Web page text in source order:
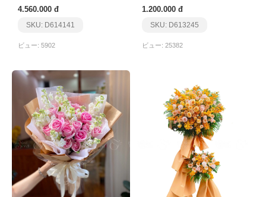
4.560.000 đ
SKU: D614141
ビュー: 5902
1.200.000 đ
SKU: D613245
ビュー: 25382